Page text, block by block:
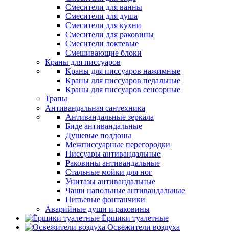
Смесители для ванны
Смесители для душа
Смесители для кухни
Смесители для раковины
Смесители локтевые
Смешивающие блоки
Краны для писсуаров
Краны для писсуаров нажимные
Краны для писсуаров педальные
Краны для писсуаров сенсорные
Трапы
Антивандальная сантехника
Антивандальные зеркала
Биде антивандальные
Душевые поддоны
Межписсуарные перегородки
Писсуары антивандальные
Раковины антивандальные
Стальные мойки для ног
Унитазы антивандальные
Чаши напольные антивандальные
Питьевые фонтанчики
Аварийные души и раковины
Ёршики туалетные
Освежители воздуха